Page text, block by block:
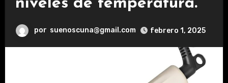
niveles de temperatura.
por suenoscuna@gmail.com febrero 1, 2025